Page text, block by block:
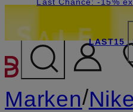
ZUM
LAST15
Marken/Nike